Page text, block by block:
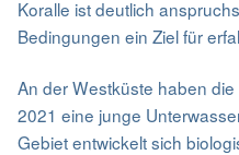
Koralle ist deutlich
Bedingungen ein Ziel für
An der Westküste haben
2021 eine junge
Gebiet entwickelt sich